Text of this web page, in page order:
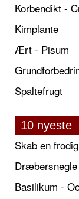
Korbendikt -
Kimplante
Ært - Pisum
Spaltefrugt
10 nyeste
Dræbersnegle
Basilikum -